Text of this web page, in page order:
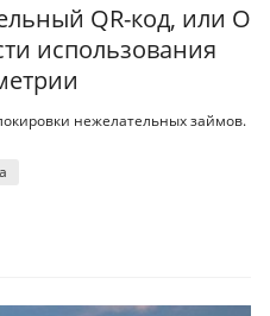
QR-код, или О
использования
нежелательных займов.